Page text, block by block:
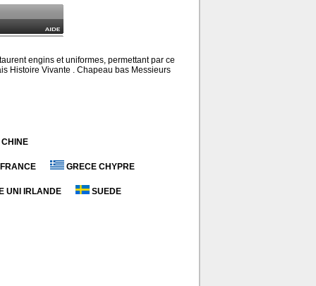
engins et uniformes, permettant par ce
Histoire Vivante . Chapeau bas Messieurs
CHINE
GRECE CHYPRE
UNI IRLANDE SUEDE